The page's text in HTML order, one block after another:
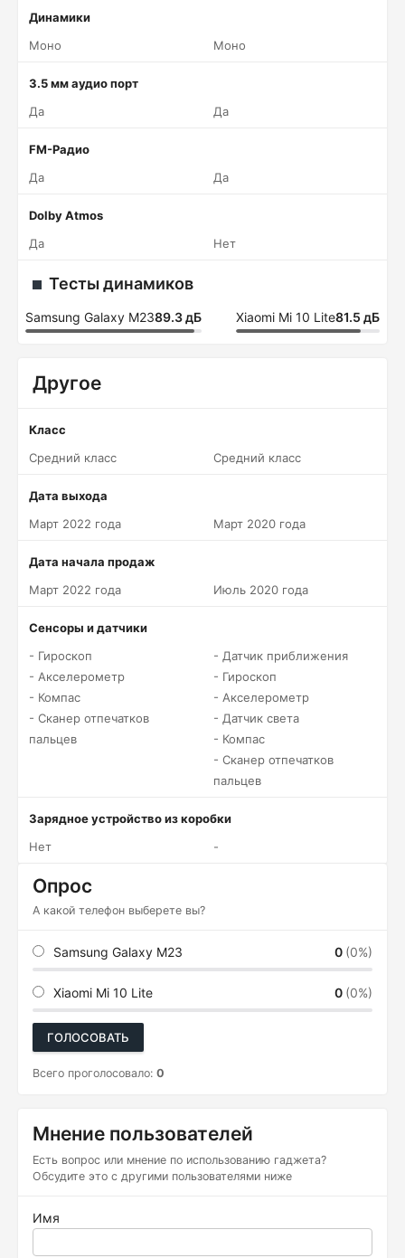
Динамики
Моно
Моно
3.5 мм аудио порт
Да
Да
FM-Радио
Да
Да
Dolby Atmos
Да
Нет
Тесты динамиков
Samsung Galaxy M2389.3 дБ Xiaomi Mi 10 Lite81.5 дБ
Другое
Класс
Средний класс
Средний класс
Дата выхода
Март 2022 года
Март 2020 года
Дата начала продаж
Март 2022 года
Июль 2020 года
Сенсоры и датчики
- Гироскоп
- Акселерометр
- Компас
- Сканер отпечатков
пальцев
- Датчик приближения
- Гироскоп
- Акселерометр
- Датчик света
- Компас
- Сканер отпечатков
пальцев
Зарядное устройство из коробки
Нет
-
Опрос
А какой телефон выберете вы?
Samsung Galaxy M23 0 (0%)
Xiaomi Mi 10 Lite 0 (0%)
ГОЛОСОВАТЬ
Всего проголосовало: 0
Мнение пользователей
Есть вопрос или мнение по использованию гаджета?
Обсудите это с другими пользователями ниже
Имя